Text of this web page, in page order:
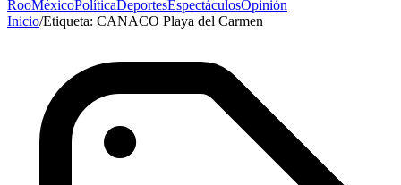
RooMéxicoPolíticaDeportesEspectáculosOpinión
Inicio/Etiqueta: CANACO Playa del Carmen